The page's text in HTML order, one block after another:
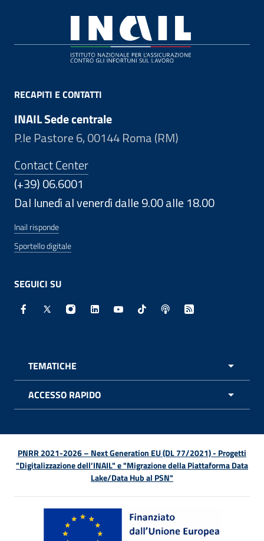
RECAPITI E CONTATTI
INAIL Sede centrale
P.le Pastore 6, 00144 Roma (RM)
Contact Center
(+39) 06.6001
Dal lunedì al venerdì dalle 9.00 alle 18.00
Inail risponde
Sportello digitale
SEGUICI SU
Facebook - Sito esterno - Apertura in nuova finestra
X - Sito esterno - Apertura in nuova finestra
Instagram - Sito esterno - Apertura in
Linkedin - Sito esterno - Apertura in
Youtube - Sito esterno -
TikTok - Sito esterno -
Spreaker - Sito
Feed RSS -
TEMATICHE
ACCESSO RAPIDO
PNRR 2021-2026 – Next Generation EU (DL 77/2021) - Progetti
"Digitalizzazione dell’INAIL" e "Migrazione della Piattaforma Data
Lake/Data Hub al PSN"